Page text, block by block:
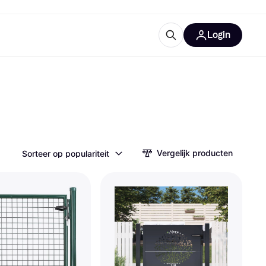
Login
Sorteer op populariteit Vergelijk producten